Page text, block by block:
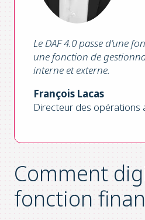
Le DAF 4.0 passe d’une
une fonction de
interne et externe.
François Lacas
Directeur des opérations
Comment
fonction